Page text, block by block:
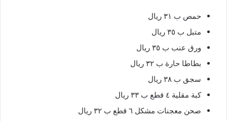
حمص ب ٣١ ريال
متبل ب ٣٥ ريال
ورق عنب ب ٣٥ ريال
بطاطا حارة ب ٣٢ ريال
سجق ب ٣٨ ريال
كبة مقلية ٤ قطع ب ٣٣ ريال
صحن معجنات مشكل ٦ قطع ب ٣٢ ريال